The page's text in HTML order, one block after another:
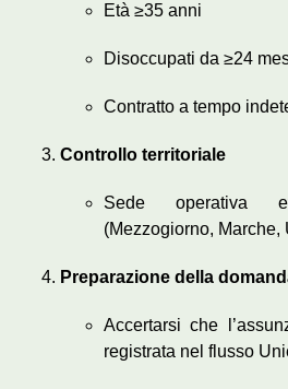
Età ≥35 anni
Disoccupati da ≥24
Contratto a tempo
Controllo territoriale
Sede operativa
(Mezzogiorno, Marche,
Preparazione della
Accertarsi che
registrata nel flusso